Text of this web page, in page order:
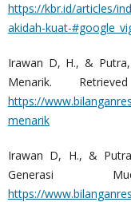
https://kbr.id/articles/
akidah-kuat-
Irawan D, H., &
Menarik.
https://
menarik
Irawan D, H., &
Generasi
https://